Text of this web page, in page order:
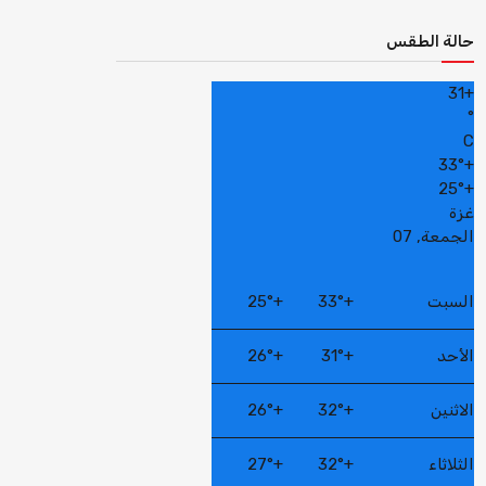
حالة الطقس
+
31
°
C
+
33°
+
25°
غزة
الجمعة, 07
السبت +
33°
+
25°
الأحد +
31°
+
26°
الاثنين +
32°
+
26°
الثلاثاء +
32°
+
27°